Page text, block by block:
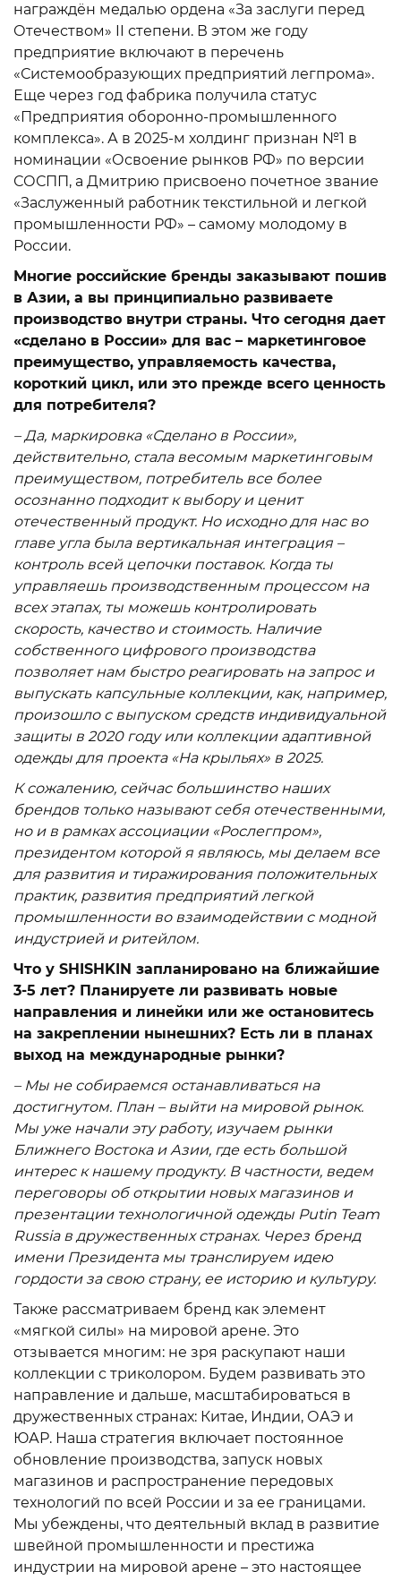
награждён медалью ордена «За заслуги перед
Отечеством» II степени. В этом же году
предприятие включают в перечень
«Системообразующих предприятий легпрома».
Еще через год фабрика получила статус
«Предприятия оборонно-промышленного
комплекса». А в 2025-м холдинг признан №1 в
номинации «Освоение рынков РФ» по версии
СОСПП, а Дмитрию присвоено почетное звание
«Заслуженный работник текстильной и легкой
промышленности РФ» – самому молодому в
России.
Многие российские бренды заказывают пошив
в Азии, а вы принципиально развиваете
производство внутри страны. Что сегодня дает
«сделано в России» для вас – маркетинговое
преимущество, управляемость качества,
короткий цикл, или это прежде всего ценность
для потребителя?
– Да, маркировка «Сделано в России»,
действительно, стала весомым маркетинговым
преимуществом, потребитель все более
осознанно подходит к выбору и ценит
отечественный продукт. Но исходно для нас во
главе угла была вертикальная интеграция –
контроль всей цепочки поставок. Когда ты
управляешь производственным процессом на
всех этапах, ты можешь контролировать
скорость, качество и стоимость. Наличие
собственного цифрового производства
позволяет нам быстро реагировать на запрос и
выпускать капсульные коллекции, как, например,
произошло с выпуском средств индивидуальной
защиты в 2020 году или коллекции адаптивной
одежды для проекта «На крыльях» в 2025.
К сожалению, сейчас большинство наших
брендов только называют себя отечественными,
но и в рамках ассоциации «Рослегпром»,
президентом которой я являюсь, мы делаем все
для развития и тиражирования положительных
практик, развития предприятий легкой
промышленности во взаимодействии с модной
индустрией и ритейлом.
Что у SHISHKIN запланировано на ближайшие
3-5 лет? Планируете ли развивать новые
направления и линейки или же остановитесь
на закреплении нынешних? Есть ли в планах
выход на международные рынки?
– Мы не собираемся останавливаться на
достигнутом. План – выйти на мировой рынок.
Мы уже начали эту работу, изучаем рынки
Ближнего Востока и Азии, где есть большой
интерес к нашему продукту. В частности, ведем
переговоры об открытии новых магазинов и
презентации технологичной одежды Putin Team
Russia в дружественных странах. Через бренд
имени Президента мы транслируем идею
гордости за свою страну, ее историю и культуру.
Также рассматриваем бренд как элемент
«мягкой силы» на мировой арене. Это
отзывается многим: не зря раскупают наши
коллекции с триколором. Будем развивать это
направление и дальше, масштабироваться в
дружественных странах: Китае, Индии, ОАЭ и
ЮАР. Наша стратегия включает постоянное
обновление производства, запуск новых
магазинов и распространение передовых
технологий по всей России и за ее границами.
Мы убеждены, что деятельный вклад в развитие
швейной промышленности и престижа
индустрии на мировой арене – это настоящее